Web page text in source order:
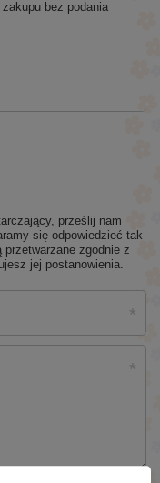
bez podania
prześlij nam
się odpowiedzieć tak
przetwarzane zgodnie z
jej postanowienia.